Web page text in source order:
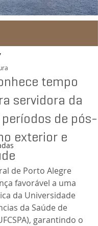
tempo
servidora da
períodos de pós-
exterior e
de Porto Alegre
favorável a uma
da Universidade
da Saúde de
garantindo o